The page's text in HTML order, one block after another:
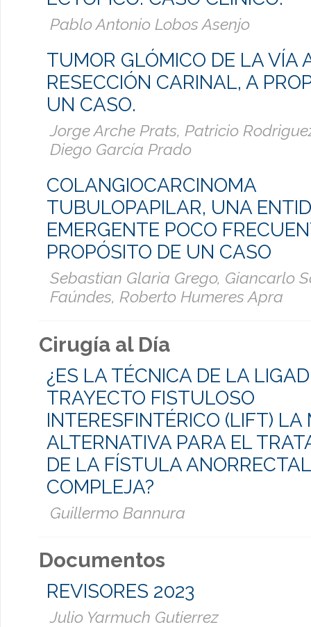
Pablo Antonio Lobos Asenjo
TUMOR GLÓMICO DE LA VÍA
RESECCIÓN CARINAL, A
UN CASO.
Jorge Arche Prats, Patricio
Diego García Prado
COLANGIOCARCINOMA
TUBULOPAPILAR, UNA
EMERGENTE POCO
PROPÓSITO DE UN CASO
Sebastian Glaria Grego, Giancarlo
Faúndes, Roberto Humeres Apra
Cirugía al Día
¿ES LA TÉCNICA DE LA
TRAYECTO FISTULOSO
INTERESFINTÉRICO (LIFT) LA
ALTERNATIVA PARA EL
DE LA FÍSTULA ANORRECTAL
COMPLEJA?
Guillermo Bannura
Documentos
REVISORES 2023
Julio Yarmuch Gutierrez